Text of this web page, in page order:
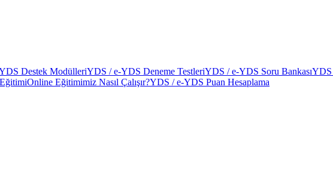
Destek ModülleriYDS / e-YDS Deneme TestleriYDS / e-YDS Soru BankasıYDS
Online Eğitimimiz Nasıl Çalışır?YDS / e-YDS Puan Hesaplama